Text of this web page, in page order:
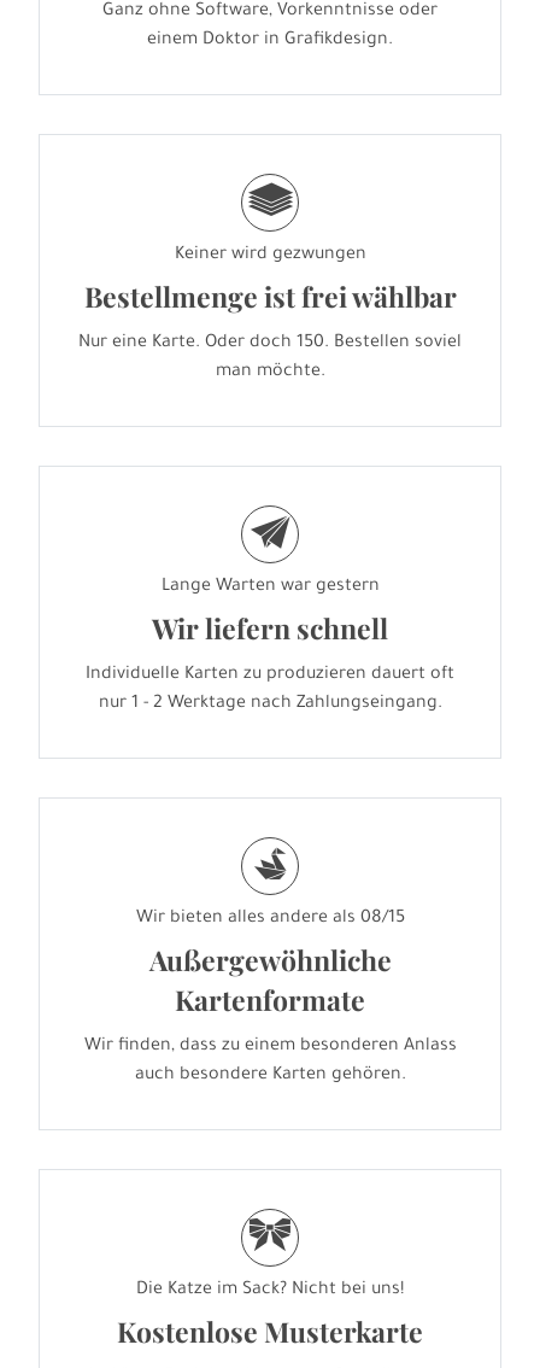
Ganz ohne Software, Vorkenntnisse oder
einem Doktor in Grafikdesign.
g
Keiner wird gezwungen
Bestellmenge ist frei wählbar
Nur eine Karte. Oder doch 150. Bestellen soviel
man möchte.
e
Lange Warten war gestern
Wir liefern schnell
Individuelle Karten zu produzieren dauert oft
nur 1 - 2 Werktage nach Zahlungseingang.
s
Wir bieten alles andere als 08/15
Außergewöhnliche
Kartenformate
Wir finden, dass zu einem besonderen Anlass
auch besondere Karten gehören.
r
Die Katze im Sack? Nicht bei uns!
Kostenlose Musterkarte